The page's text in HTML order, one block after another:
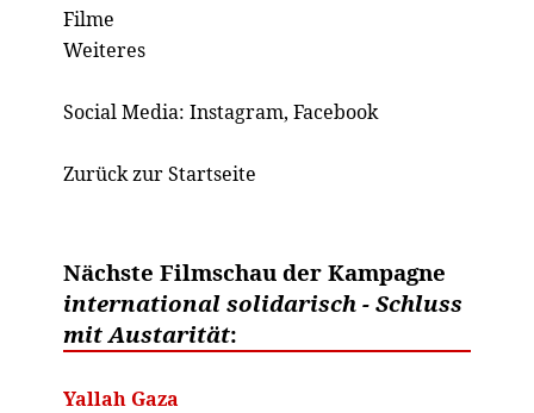
Filme
Weiteres
Social Media: Instagram, Facebook
Zurück zur Startseite
Nächste Filmschau der Kampagne
international solidarisch - Schluss
mit Austarität:
Yallah Gaza